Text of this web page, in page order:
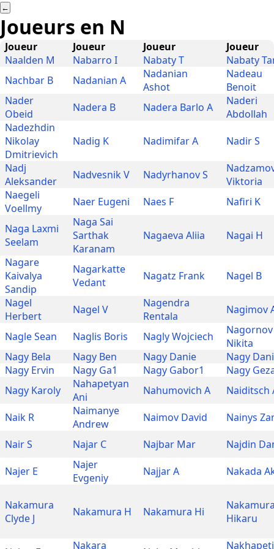
←
Joueurs en N
Joueur Joueur Joueur
Joueur
Naalden M
Nabarro I Nabaty T
Nabaty
Nachbar B
Nadanian A
Nadanian
Ashot
Nadeau
Benoit
Nader
Obeid
Nadera B Nadera Barlo A
Naderi
Abdollah
Nadezhdin
Nikolay
Dmitrievich
Nadig K Nadimifar A
Nadir S
Nadj
Aleksander
Nadvesnik V Nadyrhanov S
Viktoria
Naegeli
Voellmy
Naer Eugeni Naes F
Nafiri K
Naga Laxmi
Seelam
Naga Sai
Sarthak
Karanam
Nagaeva Aliia
Nagai H
Nagare
Kaivalya
Sandip
Nagarkatte
Vedant
Nagatz Frank
Nagel B
Nagel
Herbert
Nagel V
Nagendra
Rentala
Nagimov
Nagle Sean
Naglis Boris Nagly Wojciech
Nagornov
Nikita
Nagy Bela
Nagy Ben Nagy Danie
Nagy
Nagy Ervin
Nagy Ga1 Nagy Gabor1
Nagy
Nagy Karoly
Nahapetyan
Ani
Nahumovich A
Naiditsch
Naik R
Naimanye
Andrew
Naimov David
Nainys
Nair S
Najar C Najbar Mar
Najdin
Najer E
Najer
Evgeniy
Najjar A Nakada
Nakamura
Clyde J
Nakamura H Nakamura Hi
Hikaru
Nakara